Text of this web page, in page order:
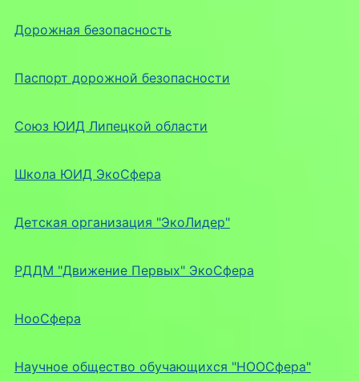
Дорожная безопасность
Паспорт дорожной безопасности
Союз ЮИД Липецкой области
Школа ЮИД ЭкоСфера
Детская организация "ЭкоЛидер"
РДДМ "Движение Первых" ЭкоСфера
НооСфера
Научное общество обучающихся "НООСфера"